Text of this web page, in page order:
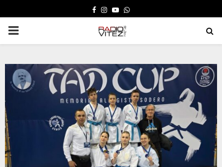
FACEBOOK
INSTAGRAM
YOUTUBE
WHATSAPP
PRIMARY